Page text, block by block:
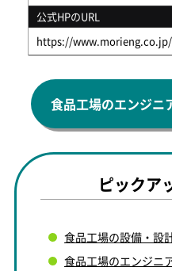
公式HPのURL
https://www.morieng.co.jp/
食品工場のエンジニ
ピックア
食品工場の設備・設
食品工場のエンジニ